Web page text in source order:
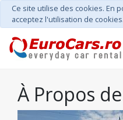
Ce site utilise des cookies. En
acceptez l'utilisation de cookies.
À Propos